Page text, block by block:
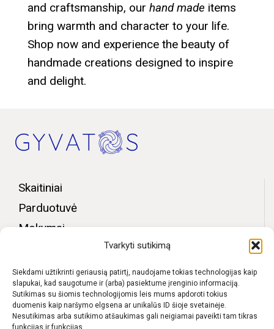
Tvarkyti sutikimą
Siekdami užtikrinti geriausią patirtį, naudojame tokias technologijas kaip
slapukai, kad saugotume ir (arba) pasiektume įrenginio informaciją.
Sutikimas su šiomis technologijomis leis mums apdoroti tokius
duomenis kaip naršymo elgsena ar unikalūs ID šioje svetainėje.
Nesutikimas arba sutikimo atšaukimas gali neigiamai paveikti tam tikras
funkcijas ir funkcijas.
and craftsmanship, our hand made items
bring warmth and character to your life.
Shop now and experience the beauty of
handmade creations designed to inspire
and delight.
Skaitiniai
Parduotuvė
Mokymai
Bendruomenės zona
Apie mus
Kontaktai
D.U.K.